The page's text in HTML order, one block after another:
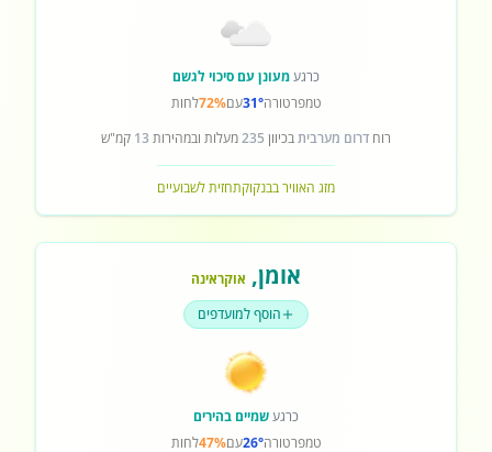
כרגעמעונן עם סיכוי לגשם
טמפרטורה31°עם72%לחות
רוח דרום מערביתבכיוון 235מעלות ובמהירות 13 קמ"ש
מזג האוויר בבנקוקתחזית לשבועיים
אומן, אוקראינה
הוסף למועדפים
כרגעשמיים בהירים
טמפרטורה26°עם47%לחות